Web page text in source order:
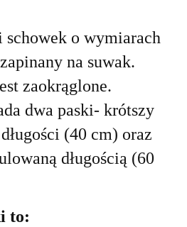
schowek o wymiarach
na suwak.
zaokrąglone.
dwa paski- krótszy
(40 cm) oraz
długością (60
to: